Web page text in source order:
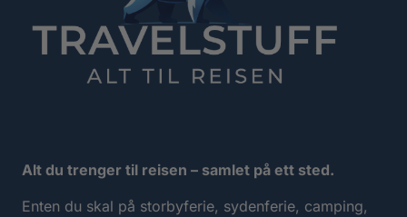
Alt du trenger til reisen – samlet på ett sted.
Enten du skal på storbyferie, sydenferie, camping,